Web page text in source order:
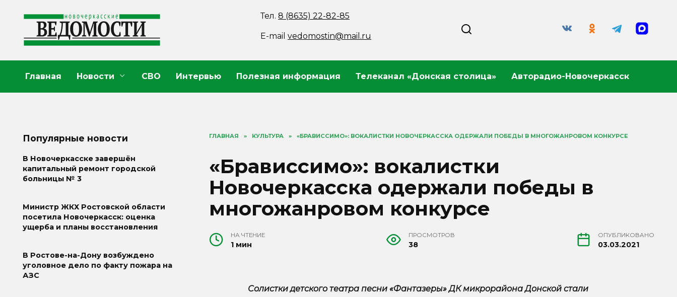
содержанию
Тел.8 (8635) 22-82-85
E-mailvedomostin@mail.ru
Главная Новости СВО Интервью Полезная информация Телеканал «Донская столица» Авторадио-Новочеркасск
ГЛАВНАЯ » КУЛЬТУРА » «БРАВИССИМО»: ВОКАЛИСТКИ НОВОЧЕРКАССКА ОДЕРЖАЛИ ПОБЕДЫ В МНОГОЖАНРОВОМ КОНКУРСЕ
«Брависсимо»: вокалистки
Новочеркасска одержали победы в
многожанровом конкурсе
НА ЧТЕНИЕ
1 мин
ПРОСМОТРОВ
38
ОПУБЛИКОВАНО
03.03.2021
Солистки детского театра песни «Фантазеры» ДК микрорайона Донской стали
Популярные новости
В Новочеркасске завершён
капитальный ремонт городской
больницы № 3
Министр ЖКХ Ростовской области
посетила Новочеркасск: оценка
ущерба и планы восстановления
В Ростове-на-Дону возбуждено
уголовное дело по факту пожара на
АЗС